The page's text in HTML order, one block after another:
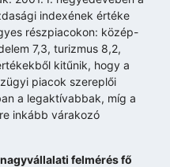
indexének értéke
részpiacokon: közép-
7,3, turizmus 8,2,
kitűnik, hogy a
piacok szereplői
a legaktívabbak, míg a
inkább várakozó
felmérés fő